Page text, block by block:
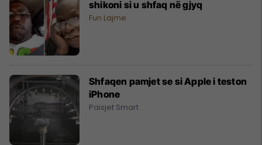
shikoni si u shfaq në gjyq
Fun Lajme
Shfaqen pamjet se si Apple i teston
iPhone
Paisjet Smart